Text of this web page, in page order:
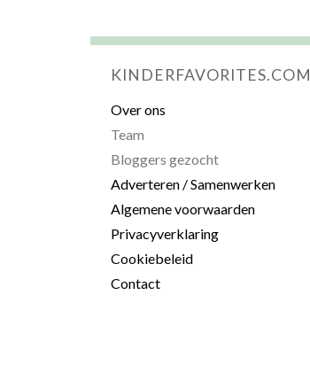
KINDERFAVORITES.COM
Over ons
Team
Bloggers gezocht
Adverteren / Samenwerken
Algemene voorwaarden
Privacyverklaring
Cookiebeleid
Contact